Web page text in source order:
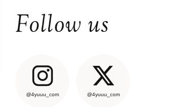
Follow us
@4yuuu_com @4yuuu_com